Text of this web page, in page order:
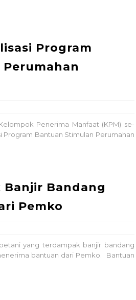
Program
Penerima Manfaat (KPM) se-
Program Bantuan Stimulan Perumahan
Banjir Bandang
Pemko
yang terdampak banjir bandang
bantuan dari Pemko. Bantuan